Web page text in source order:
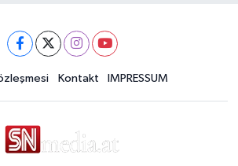
Kontakt IMPRESSUM